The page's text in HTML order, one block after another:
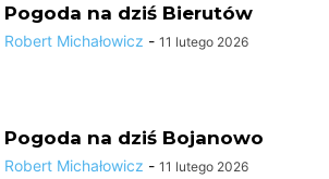
Pogoda na dziś Bierutów
Robert Michałowicz - 11 lutego 2026
Pogoda na dziś Bojanowo
Robert Michałowicz - 11 lutego 2026